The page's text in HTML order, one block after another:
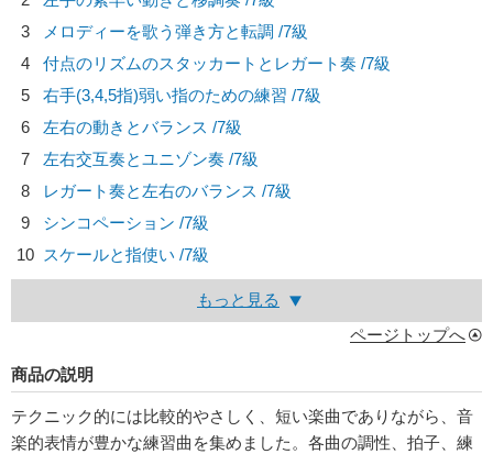
3
メロディーを歌う弾き方と転調 /7級
4
付点のリズムのスタッカートとレガート奏 /7級
5
右手(3,4,5指)弱い指のための練習 /7級
6
左右の動きとバランス /7級
7
左右交互奏とユニゾン奏 /7級
8
レガート奏と左右のバランス /7級
9
シンコペーション /7級
10 スケールと指使い /7級
もっと見る
ページトップへ
商品の説明
テクニック的には比較的やさしく、短い楽曲でありながら、音
楽的表情が豊かな練習曲を集めました。各曲の調性、拍子、練